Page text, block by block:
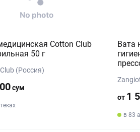
Cotton Club
50 г
(Россия)
сум
Вата
от 1
в 83